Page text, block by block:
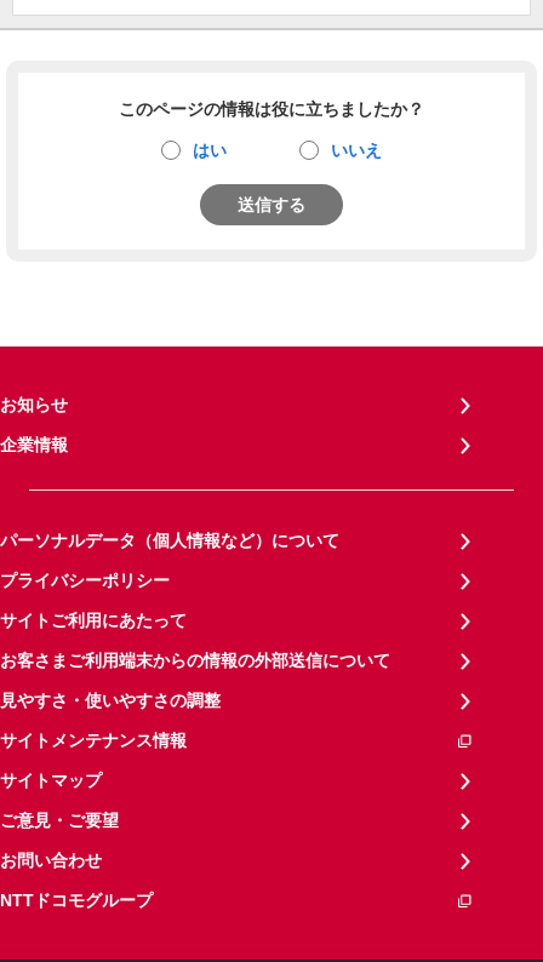
このページの情報は役に立ちましたか？
はい いいえ
送信する
お知らせ
企業情報
パーソナルデータ（個人情報など）について
プライバシーポリシー
サイトご利用にあたって
お客さまご利用端末からの情報の外部送信について
見やすさ・使いやすさの調整
サイトメンテナンス情報
サイトマップ
ご意見・ご要望
お問い合わせ
NTTドコモグループ